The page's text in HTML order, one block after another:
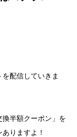
配信していきま
半額クーポン」を
りますよ！